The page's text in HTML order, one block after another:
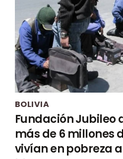
BOLIVIA
Fundación Jubileo
más de 6 millones
vivían en pobreza